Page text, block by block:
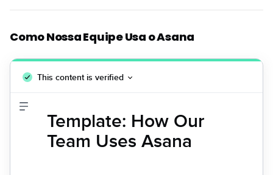
Como Nossa Equipe Usa o Asana